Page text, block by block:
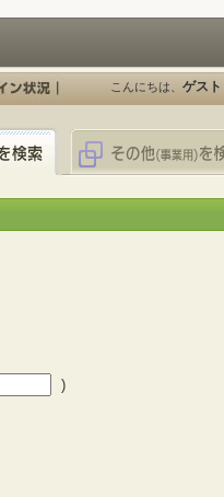
こんにちは、 ゲスト
)